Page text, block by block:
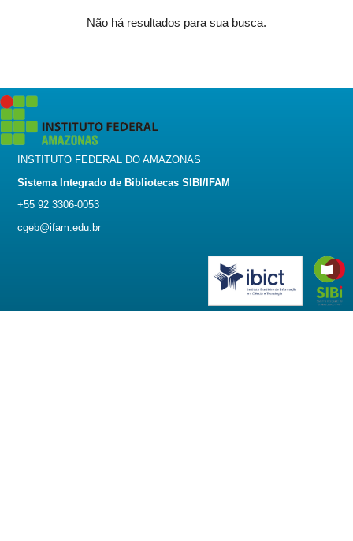
Não há resultados para sua busca.
INSTITUTO FEDERAL DO AMAZONAS
Sistema Integrado de Bibliotecas SIBI/IFAM
+55 92 3306-0053
cgeb@ifam.edu.br